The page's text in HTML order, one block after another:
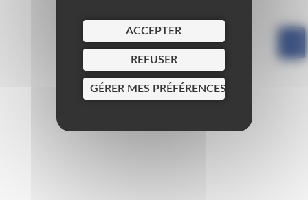
ACCEPTER
REFUSER
GÉRER MES PRÉFÉRENCES